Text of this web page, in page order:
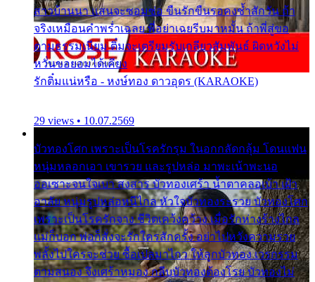
สาวบ้านนา แสนจะซอมซ่อ ขืนรักขืนรอคงช้ำสักวัน ถ้า
จริงเหมือนคำพร่ำเฉลย พี่อย่าเฉยรีบมาหมั้น ถ้าพี่สู่ขอ
ตามธรรมเนียม ติ๋มจะเตรียมรับเกลียวสัมพันธ์ ผิดหวังไม่
หวั่นขอยอมได้เคียง
รักติ๋มแน่หรือ - หงษ์ทอง ดาวอุดร (KARAOKE)
29 views • 10.07.2569
บัวทองโศก เพราะเป็นโรครักรุม ในอกกลัดกลุ้ม โดนแฟน
หนุ่มหลอกเอา เขารวย และรูปหล่อ มาพะเน้าพะนอ
ออเซาะจนใจเบา สงสาร บัวทองเศร้า น้ำตาคลอเบ้า เฝ้า
อาลัย หนุ่มรูปหล่อหนีไกล หัวใจบัวทองระรวย บัวทองโศก
เพราะเป็นโรครักจาง ชีวิตเคว้งคว้าง เมื่อรักห่างร้างไกล
แม่ก็บอก พ่อก็สั่งจะรักใครสักครั้ง อย่าไปหวังความรวย
พลั้งไปใครจะช่วย ซื้อเปลมาไกว ให้ลูกบัวทอง เวรกรรม
ตามสนอง จึงเศร้าหมอง กลีบบัวทองต้องโรย บัวทองไม่